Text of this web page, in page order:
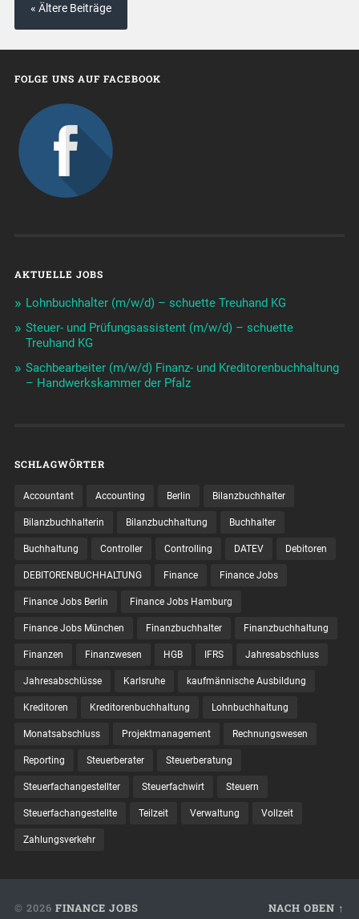
« Ältere Beiträge
FOLGE UNS AUF FACEBOOK
AKTUELLE JOBS
Lohnbuchhalter (m/w/d) – schuette Treuhand KG
Steuer- und Prüfungsassistent (m/w/d) – schuette
Treuhand KG
Sachbearbeiter (m/w/d) Finanz- und Kreditorenbuchhaltung
– Handwerkskammer der Pfalz
SCHLAGWÖRTER
Accountant Accounting Berlin Bilanzbuchhalter
Bilanzbuchhalterin Bilanzbuchhaltung Buchhalter
Buchhaltung Controller Controlling DATEV Debitoren
DEBITORENBUCHHALTUNG Finance Finance Jobs
Finance Jobs Berlin Finance Jobs Hamburg
Finance Jobs München Finanzbuchhalter Finanzbuchhaltung
Finanzen Finanzwesen HGB IFRS Jahresabschluss
Jahresabschlüsse Karlsruhe kaufmännische Ausbildung
Kreditoren Kreditorenbuchhaltung Lohnbuchhaltung
Monatsabschluss Projektmanagement Rechnungswesen
Reporting Steuerberater Steuerberatung
Steuerfachangestellter Steuerfachwirt Steuern
Steuer­fach­ange­stellte Teilzeit Verwaltung Vollzeit
Zahlungsverkehr
© 2026 FINANCE JOBS NACH OBEN ↑